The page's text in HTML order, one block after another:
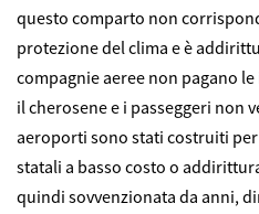
questo comparto non
protezione del clima e è
compagnie aeree non pagano
il cherosene e i passeggeri non
aeroporti sono stati costruiti
statali a basso costo o
quindi sovvenzionata da anni,